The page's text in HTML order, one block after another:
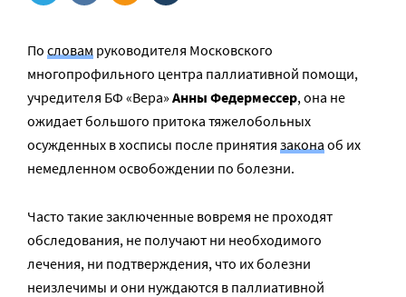
По словам руководителя Московского
многопрофильного центра паллиативной помощи,
учредителя БФ «Вера» Анны Федермессер, она не
ожидает большого притока тяжелобольных
осужденных в хосписы после принятия законаоб их
немедленном освобождении по болезни.
Часто такие заключенные вовремя не проходят
обследования, не получают ни необходимого
лечения, ни подтверждения, что их болезни
неизлечимы и они нуждаются в паллиативной